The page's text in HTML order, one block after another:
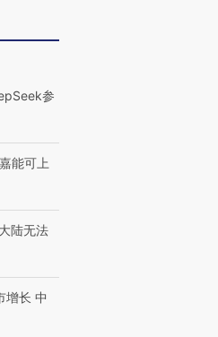
度Z世代 用街头抗争将教
【商旅对话】华住集团
参
能可上
陆无法
增长 中